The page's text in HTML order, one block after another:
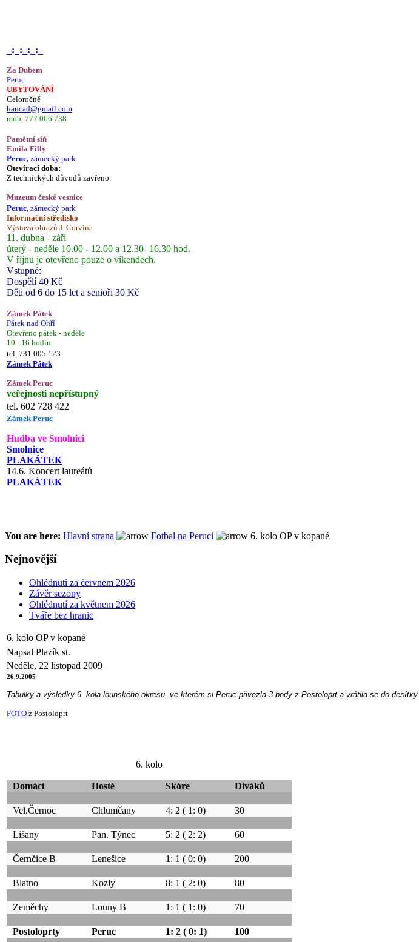
_:_:_:_:_
Za Dubem
Peruc
UBYTOVÁNÍ
Celoročně
hancad@gmail.com
mob. 777 066 738
Pamětní síň
Emila Filly
Peruc, zámecký park
Otevírací doba:
Z technických důvodů zavřeno.
Muzeum české vesnice
Peruc, zámecký park
Informační středisko
Výstava obrazů J. Corvina
11. dubna - září
úterý - neděle 10.00 - 12.00 a 12.30- 16.30 hod.
V říjnu je otevřeno pouze o víkendech.
Vstupné:
Dospělí 40 Kč
Děti od 6 do 15 let a senioři 30 Kč
Zámek Pátek
Pátek nad Ohří
Otevřeno pátek - neděle
10 - 16 hodin
tel. 731 005 123
Zámek Pátek
Zámek Peruc
veřejnosti nepřístupný
tel. 602 728 422
Zámek Peruc
Hudba ve Smolnici
Smolnice
PLAKÁTEK
14.6. Koncert laureátů
PLAKÁTEK
You are here: Hlavní strana Fotbal na Peruci 6. kolo OP v kopané
Nejnovější
Ohlédnutí za červnem 2026
Závěr sezony
Ohlédnutí za květnem 2026
Tváře bez hranic
6. kolo OP v kopané
Napsal Plazík st.
Neděle, 22 listopad 2009
26.9.2005
Tabulky a výsledky 6. kola lounského okresu, ve kterém si Peruc přivezla 3 body z Postoloprt a vrátila se do desítky.
FOTO z Postoloprt
6. kolo
Domácí Hosté Skóre Diváků
Vel.Černoc Chlumčany 4: 2 ( 1: 0) 30
Lišany Pan. Týnec 5: 2 ( 2: 2) 60
Černčice B Lenešice 1: 1 ( 0: 0) 200
Blatno Kozly 8: 1 ( 2: 0) 80
Zeměchy Louny B 1: 1 ( 1: 0) 70
Postoloprty Peruc 1: 2 ( 0: 1) 100